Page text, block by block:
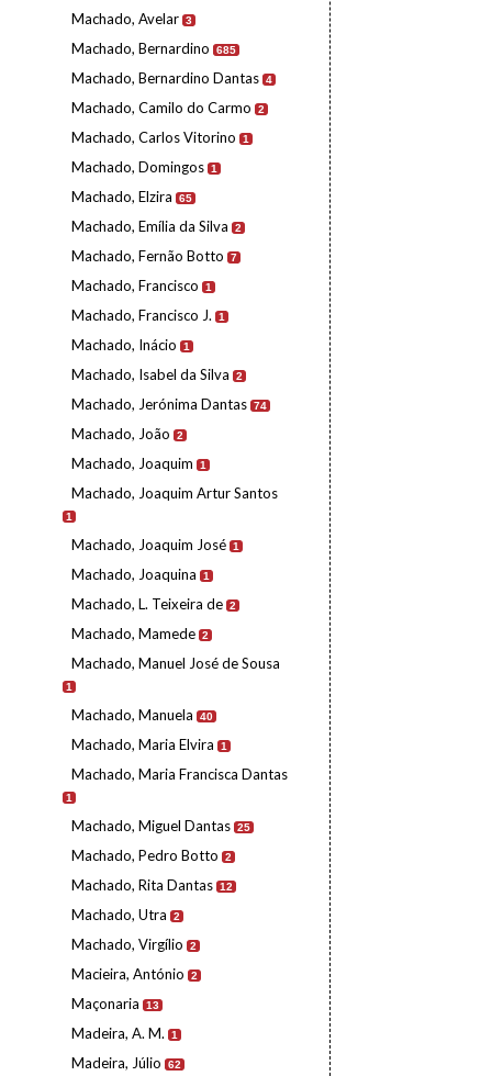
Machado, Avelar 3
Machado, Bernardino 685
Machado, Bernardino Dantas 4
Machado, Camilo do Carmo 2
Machado, Carlos Vitorino 1
Machado, Domingos 1
Machado, Elzira 65
Machado, Emília da Silva 2
Machado, Fernão Botto 7
Machado, Francisco 1
Machado, Francisco J. 1
Machado, Inácio 1
Machado, Isabel da Silva 2
Machado, Jerónima Dantas 74
Machado, João 2
Machado, Joaquim 1
Machado, Joaquim Artur Santos
1
Machado, Joaquim José 1
Machado, Joaquina 1
Machado, L. Teixeira de 2
Machado, Mamede 2
Machado, Manuel José de Sousa
1
Machado, Manuela 40
Machado, Maria Elvira 1
Machado, Maria Francisca Dantas
1
Machado, Miguel Dantas 25
Machado, Pedro Botto 2
Machado, Rita Dantas 12
Machado, Utra 2
Machado, Virgílio 2
Macieira, António 2
Maçonaria 13
Madeira, A. M. 1
Madeira, Júlio 62